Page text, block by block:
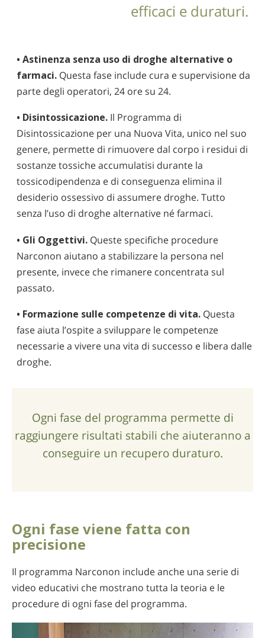
efficaci e duraturi.
• Astinenza senza uso di droghe alternative o
farmaci. Questa fase include cura e supervisione da
parte degli operatori, 24 ore su 24.
• Disintossicazione. Il Programma di
Disintossicazione per una Nuova Vita, unico nel suo
genere, permette di rimuovere dal corpo i residui di
sostanze tossiche accumulatisi durante la
tossicodipendenza e di conseguenza elimina il
desiderio ossessivo di assumere droghe. Tutto
senza l’uso di droghe alternative né farmaci.
• Gli Oggettivi. Queste specifiche procedure
Narconon aiutano a stabilizzare la persona nel
presente, invece che rimanere concentrata sul
passato.
• Formazione sulle competenze di vita. Questa
fase aiuta l’ospite a sviluppare le competenze
necessarie a vivere una vita di successo e libera dalle
droghe.
Ogni fase del programma permette di
raggiungere risultati stabili che aiuteranno a
conseguire un recupero duraturo.
Ogni fase viene fatta con
precisione
Il programma Narconon include anche una serie di
video educativi che mostrano tutta la teoria e le
procedure di ogni fase del programma.